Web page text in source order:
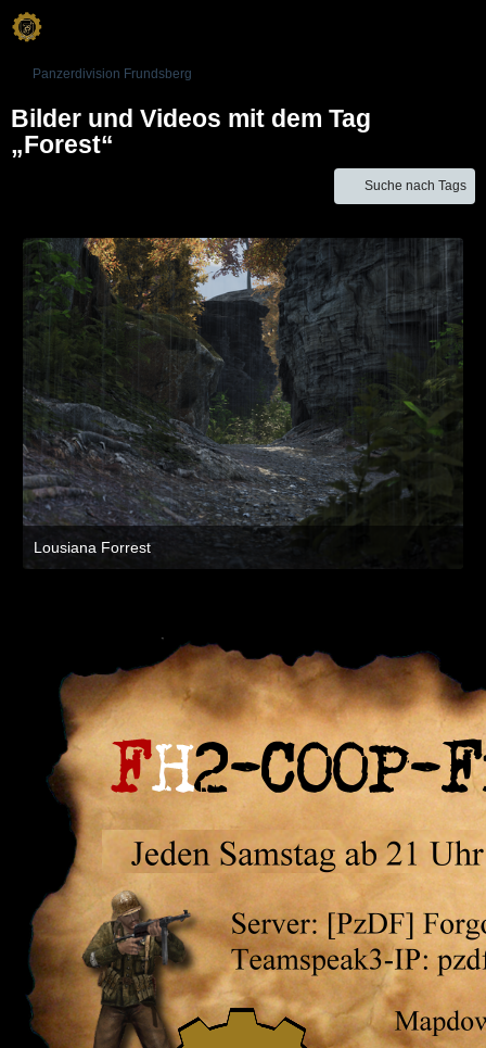
Panzerdivision Frundsberg
Bilder und Videos mit dem Tag
„Forest“
Suche nach Tags
Lousiana Forrest
4. Juli 2019 um 16:46